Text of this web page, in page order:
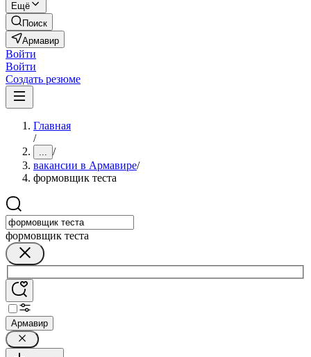
Ещё
Поиск
Армавир
Войти
Войти
Создать резюме
Главная
/
... /
вакансии в Армавире/
формовщик теста
формовщик теста
Армавир